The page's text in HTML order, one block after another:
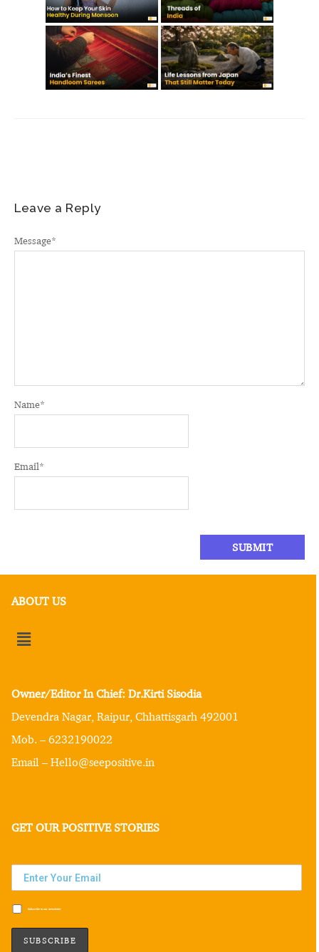
Leave a Reply
Message*
Name*
Email*
ABOUT US
Owner/Editor In Chief: Dr.Kirti Sisodia
Devendra Nagar, Raipur, Chhattisgarh 492001
Mob. – 6232190022
Email – Hello@seepositive.in
GET OUR POSITIVE STORIES
Subscribe to our newsletter